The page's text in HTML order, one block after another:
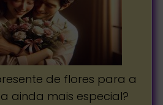
de flores para a
ainda mais especial?